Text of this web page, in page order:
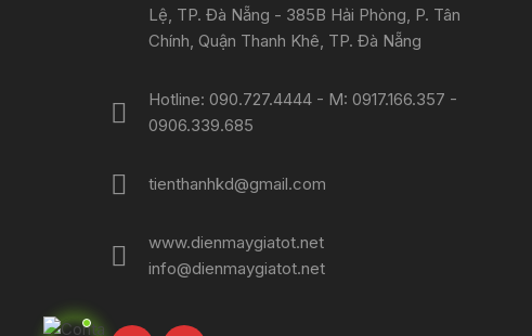
Lệ, TP. Đà Nẵng - 385B Hải Phòng, P. Tân
Chính, Quận Thanh Khê, TP. Đà Nẵng
Hotline: 090.727.4444 - M: 0917.166.357 -
0906.339.685
tienthanhkd@gmail.com
www.dienmaygiatot.net
info@dienmaygiatot.net